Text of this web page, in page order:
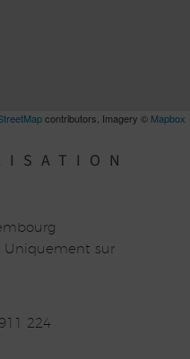
contributors, Imagery © Mapbox
Uniquement sur
224